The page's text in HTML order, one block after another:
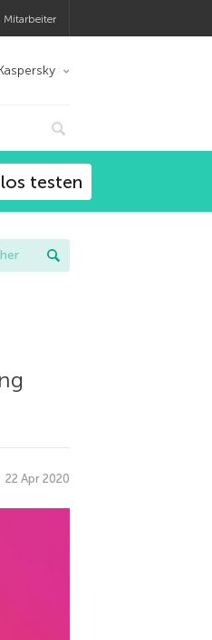
Mitarbeiter
testen
22 Apr 2020